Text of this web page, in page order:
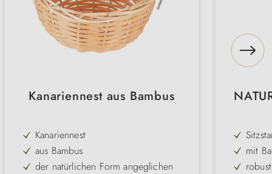
Kanariennest aus Bambus
Kanariennest
aus Bambus
der natürlichen Form angeglichen
mit
Holz
robust